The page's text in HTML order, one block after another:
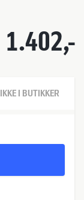
1.402,-
I BUTIKKER